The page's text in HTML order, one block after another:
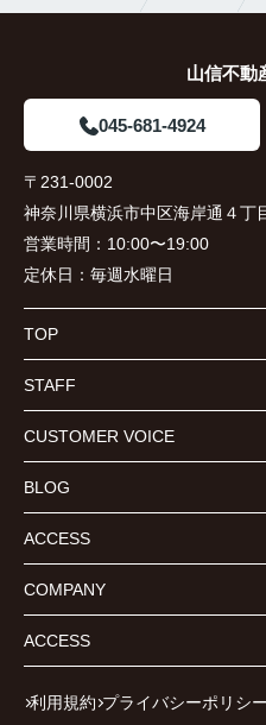
山信不動
045-681-4924
〒231-0002
神奈川県横浜市中区海岸通４丁
営業時間： 10:00〜19:00
定休日： 毎週水曜日
TOP
STAFF
CUSTOMER VOICE
BLOG
ACCESS
COMPANY
ACCESS
利用規約 プライバシーポリシー